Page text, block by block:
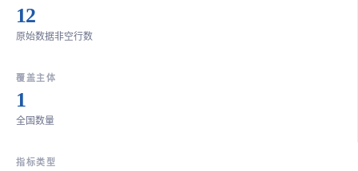
12
原始数据非空行数
覆盖主体
1
全国数量
指标类型